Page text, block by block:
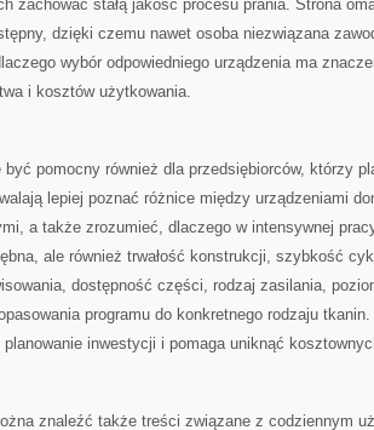
zachować stałą jakość procesu prania. Strona
dzięki czemu nawet osoba niezwiązana
wybór odpowiedniego urządzenia ma
i kosztów użytkowania.
być pomocny również dla przedsiębiorców, którzy
lepiej poznać różnice między urządzeniami
a także zrozumieć, dlaczego w intensywnej
ale również trwałość konstrukcji, szybkość
dostępność części, rodzaj zasilania,
programu do konkretnego rodzaju tkanin.
inwestycji i pomaga uniknąć
znaleźć także treści związane z codziennym